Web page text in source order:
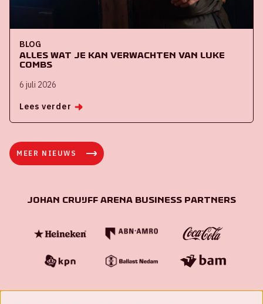
BLOG
Alles wat je kan verwachten van Luke
Combs
6 juli 2026
Lees verder
MEER NIEUWS
Johan Cruijff ArenA Business Partners